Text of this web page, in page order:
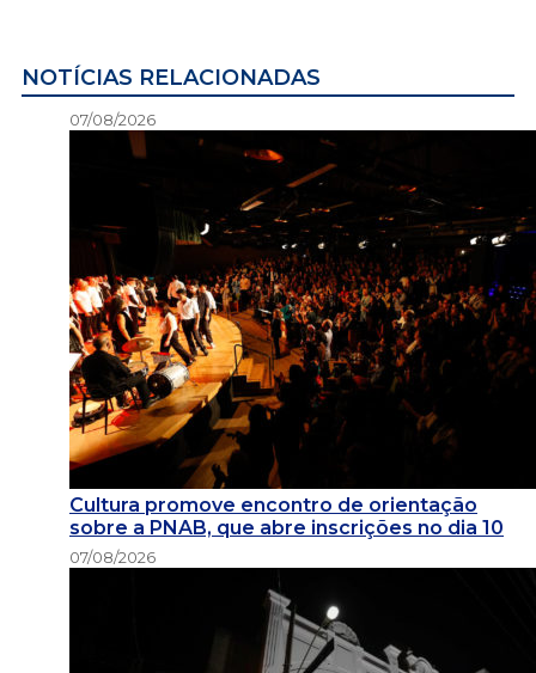
NOTÍCIAS RELACIONADAS
07/08/2026
Cultura promove encontro de orientação
sobre a PNAB, que abre inscrições no dia 10
07/08/2026